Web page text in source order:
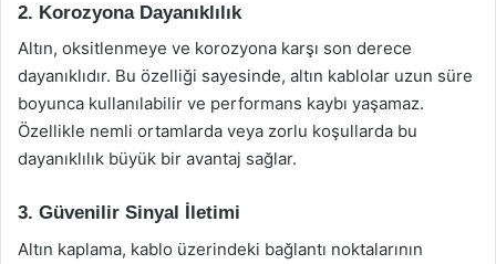
2. Korozyona Dayanıklılık
Altın, oksitlenmeye ve korozyona karşı son derece
dayanıklıdır. Bu özelliği sayesinde, altın kablolar uzun süre
boyunca kullanılabilir ve performans kaybı yaşamaz.
Özellikle nemli ortamlarda veya zorlu koşullarda bu
dayanıklılık büyük bir avantaj sağlar.
3. Güvenilir Sinyal İletimi
Altın kaplama, kablo üzerindeki bağlantı noktalarının